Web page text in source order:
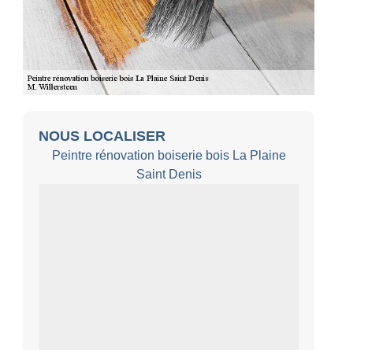
NOUS LOCALISER
Peintre rénovation boiserie bois La Plaine
Saint Denis